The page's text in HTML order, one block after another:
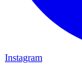
Instagram